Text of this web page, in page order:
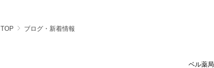
TOP ブログ・新着情報
ベル薬